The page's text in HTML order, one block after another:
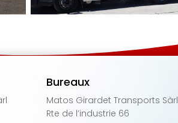
Bureaux
Matos Girardet Transports Sàrl
Rte de l’industrie 66